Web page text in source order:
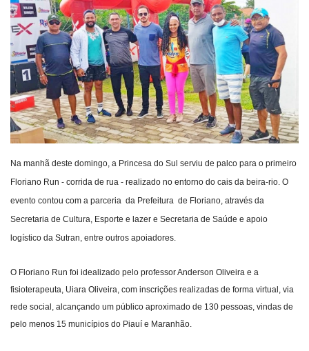
Notícias
Vídeos
Webmail
Contato
Na manhã deste domingo, a Princesa do Sul serviu de palco para o primeiro
Floriano Run - corrida de rua - realizado no entorno do cais da beira-rio. O
evento contou com a parceria da Prefeitura de Floriano, através da
Secretaria de Cultura, Esporte e lazer e Secretaria de Saúde e apoio
logístico da Sutran, entre outros apoiadores.
O Floriano Run foi idealizado pelo professor Anderson Oliveira e a
fisioterapeuta, Uiara Oliveira, com inscrições realizadas de forma virtual, via
rede social, alcançando um público aproximado de 130 pessoas, vindas de
pelo menos 15 municípios do Piauí e Maranhão.